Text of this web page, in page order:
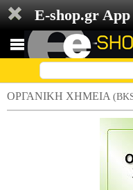
E-shop.gr App
ΟΡΓΑΝΙΚΗ ΧΗΜΕΙΑ